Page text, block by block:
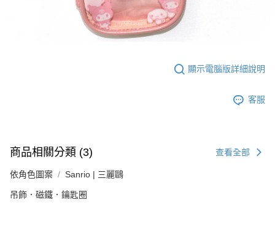
顯示電腦版詳細說明
客服
商品相關分類 (3) 查看全部
依角色圖案 Sanrio | 三麗鷗
吊飾．磁鐵．鑰匙圈